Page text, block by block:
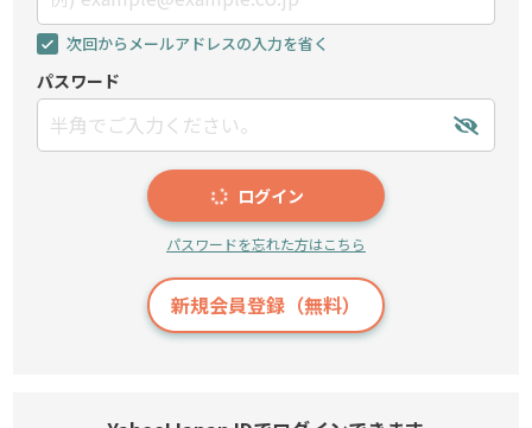
次回からメールアドレスの入力を省く
パスワード
ログイン
パスワードを忘れた方はこちら
新規会員登録（無料）